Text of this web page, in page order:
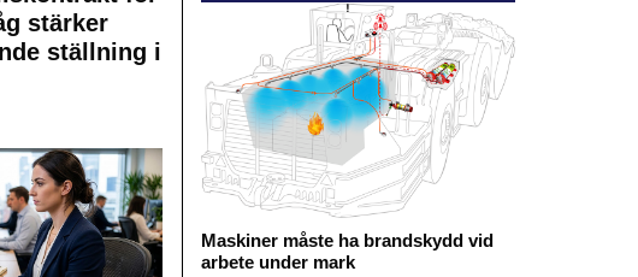
stärker
ställning i
Maskiner måste ha brandskydd vid
arbete under mark